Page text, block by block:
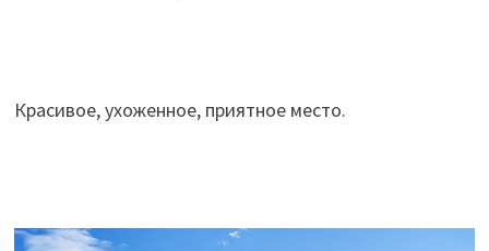
Красивое, ухоженное, приятное место.